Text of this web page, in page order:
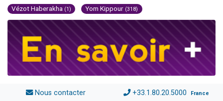
Vézot Haberakha (1) Yom Kippour (318)
Nous contacter +33.1.80.20.5000 France